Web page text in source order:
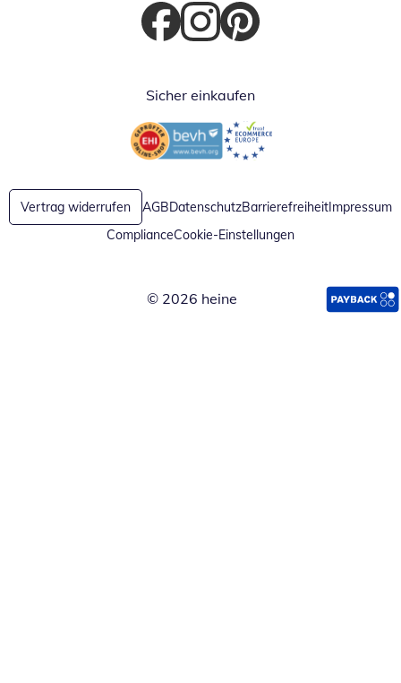
Öffnet in neuem Fenster
Öffnet in neuem Fenster
Öffnet in neuem Fenster
Sicher einkaufen
Öffnet in neuem FensterÖffnet in neuem Fenster
Vertrag widerrufen AGBDatenschutzBarrierefreiheitImpressum
ComplianceCookie-Einstellungen
© 2026 heine